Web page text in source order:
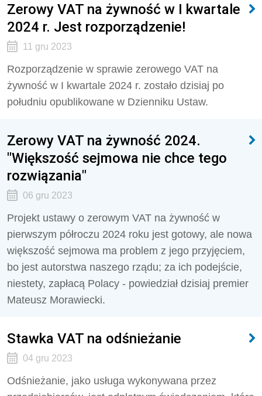
Zerowy VAT na żywność w I kwartale
2024 r. Jest rozporządzenie!
11 gru 2023
Rozporządzenie w sprawie zerowego VAT na
żywność w I kwartale 2024 r. zostało dzisiaj po
południu opublikowane w Dzienniku Ustaw.
Zerowy VAT na żywność 2024.
"Większość sejmowa nie chce tego
rozwiązania"
06 gru 2023
Projekt ustawy o zerowym VAT na żywność w
pierwszym półroczu 2024 roku jest gotowy, ale nowa
większość sejmowa ma problem z jego przyjęciem,
bo jest autorstwa naszego rządu; za ich podejście,
niestety, zapłacą Polacy - powiedział dzisiaj premier
Mateusz Morawiecki.
Stawka VAT na odśnieżanie
04 gru 2023
Odśnieżanie, jako usługa wykonywana przez